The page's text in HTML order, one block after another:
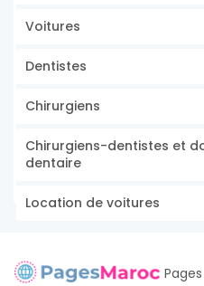
Voitures
Dentistes
Chirurgiens
Chirurgiens-dentistes et
dentaire
Location de voitures